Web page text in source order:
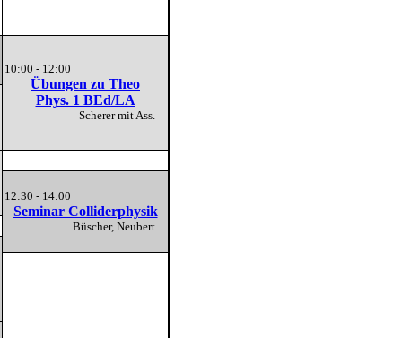
10:00 - 12:00
Übungen zu Theo
Phys. 1 BEd/LA
Scherer mit Ass.
12:30 - 14:00
Seminar Colliderphysik
Büscher, Neubert